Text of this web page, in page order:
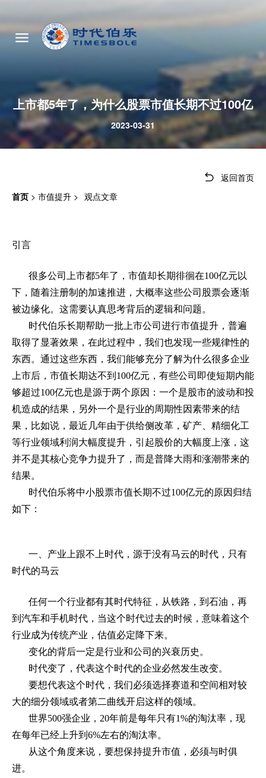
上市都5年了，为什么股票市值长期不过100亿
2023-03-31
首页 > 市值提升 > 观点文章
返回首页
引言
很多公司上市都5年了，市值却长期徘徊在100亿元以
下，随着注册制的加速推进，大概率这些公司股票会逐渐
被边缘化。这需要认真思考背后的逻辑和问题。
时代伯乐长期帮助一批上市公司进行市值提升，普遍
取得了显著效果，在此过程中，我们也发现一些规律性的
东西。通过这些东西，我们能够充分了解为什么很多企业
上市后，市值长期达不到 100亿元，有些公司即使短期内能
够超过100亿元也是源于两个原因：一个是股市的波动和投
机造成的结果，另外一个是行业的周期性因素带来的结
果，比如说，最近几年由于供给侧改革，矿产、精细化工
等行业领域利润大幅度提升，引起股价的大幅度上涨，这
并不是其核心竞争力提升了，而是普降大雨和涨潮带来的
结果。
时代伯乐将中小股票市值长期不过100亿元的原因归结
如下：
一、产业上跟不上时代，源于没有马云的时代，只有
时代的马云
任何一个行业都有其时代特征，从铁路，到石油，再
到汽车和手机时代，当这个时代过去的时候，意味着这个
行业成为传统产业，估值必定降下来。
变化的背后一定是行业和公司的兴衰历史。
时代变了，代表这个时代的企业必然发生改变。
要想代表这个时代，我们必须选择赛道和空间相对较
大的细分领域或者第二曲线开启这样的领域。
世界500强企业， 20年前是每年只有1%的淘汰率，现
在每年已经上升到 6%左右的淘汰率。
从这个角度来说，要想保持提升市值，必须与时俱
进。